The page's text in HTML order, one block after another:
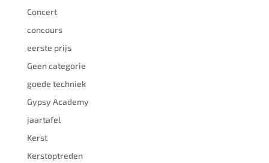
Concert
concours
eerste prijs
Geen categorie
goede techniek
Gypsy Academy
jaartafel
Kerst
Kerstoptreden